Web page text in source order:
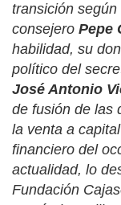
transición
consejero Pepe
habilidad, su
político del
José Antonio
de fusión de las
la venta a
financiero del
actualidad, lo
Fundación